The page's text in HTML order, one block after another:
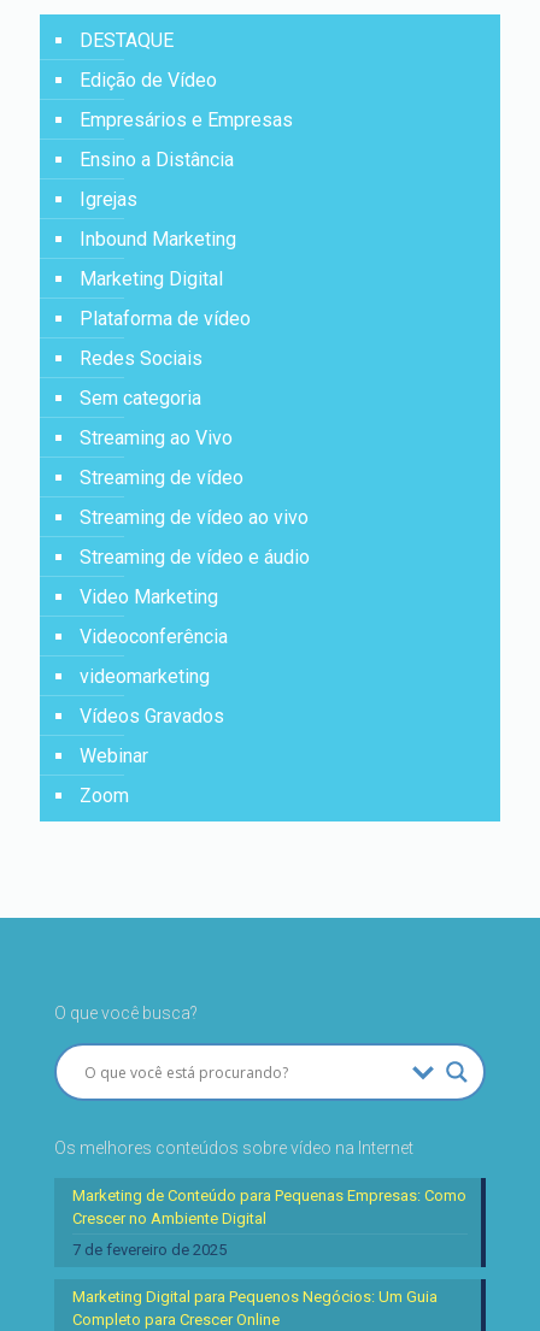
DESTAQUE
Edição de Vídeo
Empresários e Empresas
Ensino a Distância
Igrejas
Inbound Marketing
Marketing Digital
Plataforma de vídeo
Redes Sociais
Sem categoria
Streaming ao Vivo
Streaming de vídeo
Streaming de vídeo ao vivo
Streaming de vídeo e áudio
Video Marketing
Videoconferência
videomarketing
Vídeos Gravados
Webinar
Zoom
O que você busca?
Os melhores conteúdos sobre vídeo na Internet
Marketing de Conteúdo para Pequenas Empresas: Como
Crescer no Ambiente Digital
7 de fevereiro de 2025
Marketing Digital para Pequenos Negócios: Um Guia
Completo para Crescer Online